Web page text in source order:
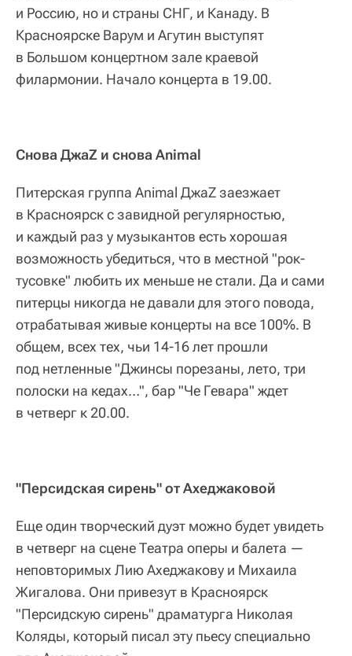
и Россию, но и страны СНГ, и Канаду. В
Красноярске Варум и Агутин выступят
в Большом концертном зале краевой
филармонии. Начало концерта в 19.00.
Снова ДжаZ и снова Animal
Питерская группа Animal ДжаZ заезжает
в Красноярск с завидной регулярностью,
и каждый раз у музыкантов есть хорошая
возможность убедиться, что в местной "рок-
тусовке" любить их меньше не стали. Да и сами
питерцы никогда не давали для этого повода,
отрабатывая живые концерты на все 100%. В
общем, всех тех, чьи 14-16 лет прошли
под нетленные "Джинсы порезаны, лето, три
полоски на кедах…", бар "Че Гевара" ждет
в четверг к 20.00.
"Персидская сирень" от Ахеджаковой
Еще один творческий дуэт можно будет увидеть
в четверг на сцене Театра оперы и балета —
неповторимых Лию Ахеджакову и Михаила
Жигалова. Они привезут в Красноярск
"Персидскую сирень" драматурга Николая
Коляды, который писал эту пьесу специально